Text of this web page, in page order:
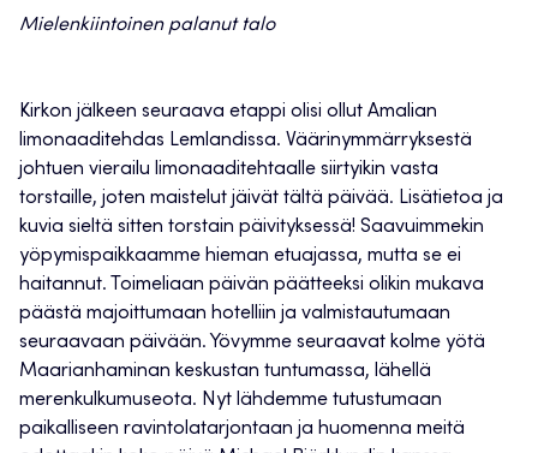
Mielenkiintoinen palanut talo
Kirkon jälkeen seuraava etappi olisi ollut Amalian
limonaaditehdas Lemlandissa. Väärinymmärryksestä
johtuen vierailu limonaaditehtaalle siirtyikin vasta
torstaille, joten maistelut jäivät tältä päivää. Lisätietoa ja
kuvia sieltä sitten torstain päivityksessä! Saavuimmekin
yöpymispaikkaamme hieman etuajassa, mutta se ei
haitannut. Toimeliaan päivän päätteeksi olikin mukava
päästä majoittumaan hotelliin ja valmistautumaan
seuraavaan päivään. Yövymme seuraavat kolme yötä
Maarianhaminan keskustan tuntumassa, lähellä
merenkulkumuseota. Nyt lähdemme tutustumaan
paikalliseen ravintolatarjontaan ja huomenna meitä